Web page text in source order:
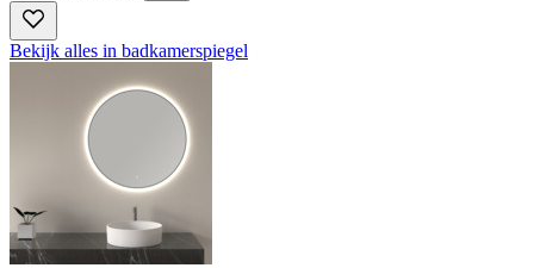
Bekijk alles in badkamerspiegel